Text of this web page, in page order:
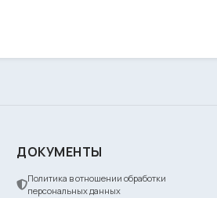
ДОКУМЕНТЫ
Политика в отношении обработки
персональных данных